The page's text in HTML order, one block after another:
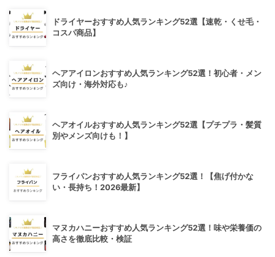
ドライヤーおすすめ人気ランキング52選【速乾・くせ毛・
コスパ商品】
ヘアアイロンおすすめ人気ランキング52選！初心者・メン
ズ向け・海外対応も♪
ヘアオイルおすすめ人気ランキング52選【プチプラ・髪質
別やメンズ向けも！】
フライパンおすすめ人気ランキング52選！【焦げ付かな
い・長持ち！2026最新】
マヌカハニーおすすめ人気ランキング52選！味や栄養価の
高さを徹底比較・検証